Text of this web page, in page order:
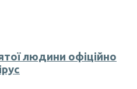
людини офіційно